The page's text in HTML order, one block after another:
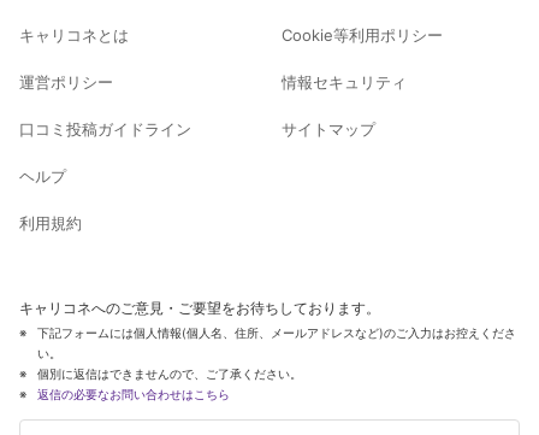
キャリコネとは
運営ポリシー
口コミ投稿ガイドライン
ヘルプ
利用規約
Cookie等利用ポリシー
情報セキュリティ
サイトマップ
キャリコネへのご意見・ご要望をお待ちしております。
下記フォームには個人情報(個人名、住所、メールアドレスなど)のご入力はお控えくださ
い。
個別に返信はできませんので、ご了承ください。
返信の必要なお問い合わせはこちら